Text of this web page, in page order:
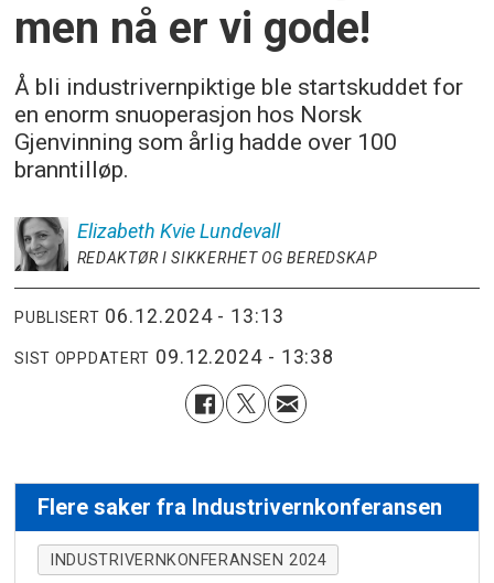
men nå er vi gode!
Å bli industrivernpiktige ble startskuddet for
en enorm snuoperasjon hos Norsk
Gjenvinning som årlig hadde over 100
branntilløp.
Elizabeth Kvie Lundevall
REDAKTØR I SIKKERHET OG BEREDSKAP
PUBLISERT 06.12.2024 - 13:13
SIST OPPDATERT 09.12.2024 - 13:38
Flere saker fra Industrivernkonferansen
INDUSTRIVERNKONFERANSEN 2024